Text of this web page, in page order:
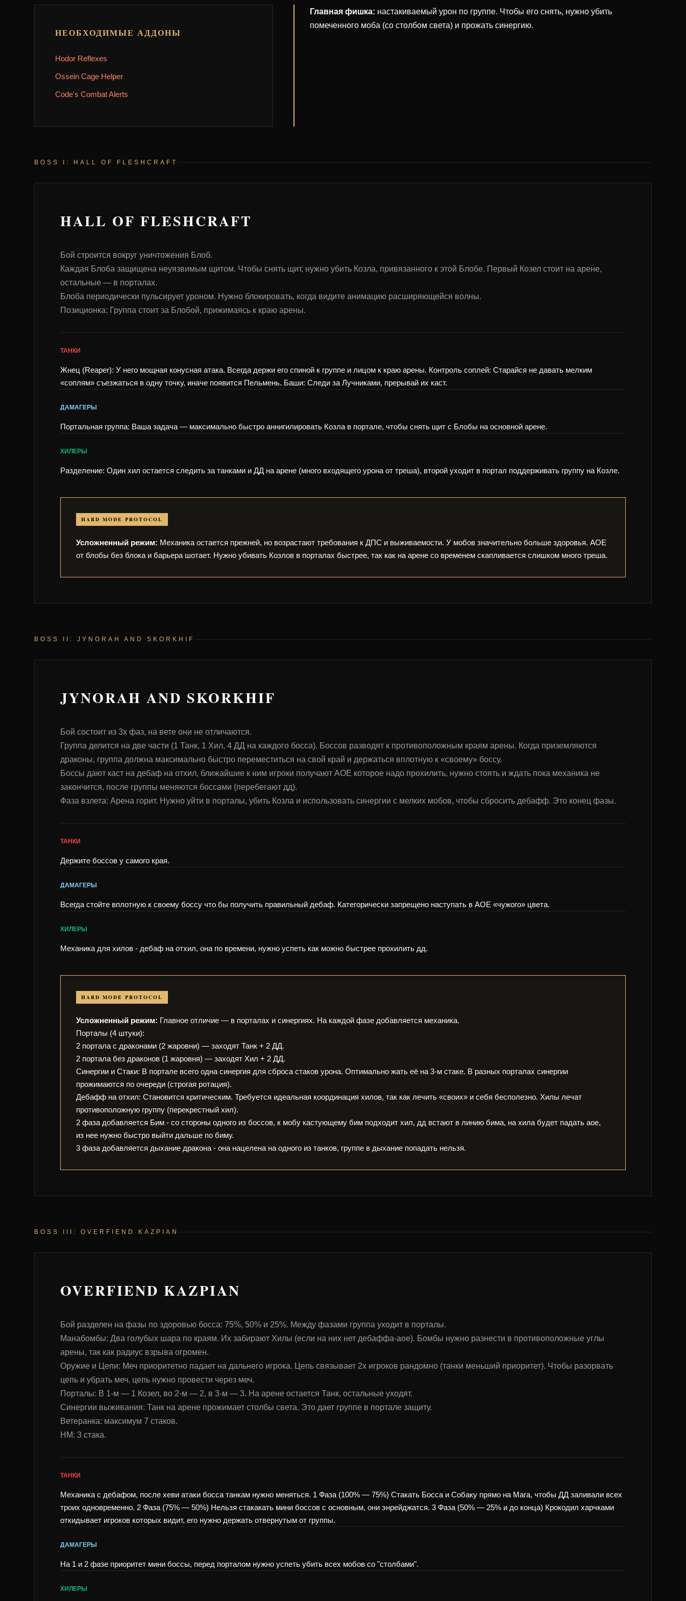
НЕОБХОДИМЫЕ АДДОНЫ
Hodor Reflexes
Ossein Cage Helper
Code's Combat Alerts
Главная фишка: настакиваемый урон по группе. Чтобы его снять, нужно убить
помеченного моба (со столбом света) и прожать синергию.
BOSS I: HALL OF FLESHCRAFT
HALL OF FLESHCRAFT
Бой строится вокруг уничтожения Блоб.
Каждая Блоба защищена неуязвимым щитом. Чтобы снять щит, нужно убить Козла, привязанного к этой Блобе. Первый Козел стоит на арене,
остальные — в порталах.
Блоба периодически пульсирует уроном. Нужно блокировать, когда видите анимацию расширяющейся волны.
Позиционка: Группа стоит за Блобой, прижимаясь к краю арены.
ТАНКИ
Жнец (Reaper): У него мощная конусная атака. Всегда держи его спиной к группе и лицом к краю арены. Контроль соплей: Старайся не давать мелким
«соплям» съезжаться в одну точку, иначе появится Пельмень. Баши: Следи за Лучниками, прерывай их каст.
ДАМАГЕРЫ
Портальная группа: Ваша задача — максимально быстро аннигилировать Козла в портале, чтобы снять щит с Блобы на основной арене.
ХИЛЕРЫ
Разделение: Один хил остается следить за танками и ДД на арене (много входящего урона от треша), второй уходит в портал поддерживать группу на Козле.
HARD MODE PROTOCOL
Усложненный режим: Механика остается прежней, но возрастают требования к ДПС и выживаемости. У мобов значительно больше здоровья. АОЕ
от блобы без блока и барьера шотает. Нужно убивать Козлов в порталах быстрее, так как на арене со временем скапливается слишком много треша.
BOSS II: JYNORAH AND SKORKHIF
JYNORAH AND SKORKHIF
Бой состоит из 3х фаз, на вете они не отличаются.
Группа делится на две части (1 Танк, 1 Хил, 4 ДД на каждого босса). Боссов разводят к противоположным краям арены. Когда приземляются
драконы, группа должна максимально быстро переместиться на свой край и держаться вплотную к «своему» боссу.
Боссы дают каст на дебаф на отхил, ближайшие к ним игроки получают AOE которое надо прохилить, нужно стоять и ждать пока механика не
закончится, после группы меняются боссами (перебегают дд).
Фаза взлета: Арена горит. Нужно уйти в порталы, убить Козла и использовать синергии с мелких мобов, чтобы сбросить дебафф. Это конец фазы.
ТАНКИ
Держите боссов у самого края.
ДАМАГЕРЫ
Всегда стойте вплотную к своему боссу что бы получить правильный дебаф. Категорически запрещено наступать в АОЕ «чужого» цвета.
ХИЛЕРЫ
Механика для хилов - дебаф на отхил, она по времени, нужно успеть как можно быстрее прохилить дд.
HARD MODE PROTOCOL
Усложненный режим: Главное отличие — в порталах и синергиях. На каждой фазе добавляется механика.
Порталы (4 штуки):
2 портала с драконами (2 жаровни) — заходят Танк + 2 ДД.
2 портала без драконов (1 жаровня) — заходят Хил + 2 ДД.
Синергии и Стаки: В портале всего одна синергия для сброса стаков урона. Оптимально жать её на 3-м стаке. В разных порталах синергии
прожимаются по очереди (строгая ротация).
Дебафф на отхил: Становится критическим. Требуется идеальная координация хилов, так как лечить «своих» и себя бесполезно. Хилы лечат
противоположную группу (перекрестный хил).
2 фаза добавляется Бим - со стороны одного из боссов, к мобу кастующему бим подходит хил, дд встают в линию бима, на хила будет падать аое,
из нее нужно быстро выйти дальше по биму.
3 фаза добавляется дыхание дракона - она нацелена на одного из танков, группе в дыхание попадать нельзя.
BOSS III: OVERFIEND KAZPIAN
OVERFIEND KAZPIAN
Бой разделен на фазы по здоровью босса: 75%, 50% и 25%. Между фазами группа уходит в порталы.
Манабомбы: Два голубых шара по краям. Их забирают Хилы (если на них нет дебаффа-аое). Бомбы нужно разнести в противоположные углы
арены, так как радиус взрыва огромен.
Оружие и Цепи: Меч приоритетно падает на дальнего игрока. Цепь связывает 2х игроков рандомно (танки меньший приоритет). Чтобы разорвать
цепь и убрать меч, цепь нужно провести через меч.
Порталы: В 1-м — 1 Козел, во 2-м — 2, в 3-м — 3. На арене остается Танк, остальные уходят.
Синергии выживания: Танк на арене прожимает столбы света. Это дает группе в портале защиту.
Ветеранка: максимум 7 стаков.
HM: 3 стака.
ТАНКИ
Механика с дебафом, после хеви атаки босса танкам нужно меняться. 1 Фаза (100% — 75%) Стакать Босса и Собаку прямо на Мага, чтобы ДД заливали всех
троих одновременно. 2 Фаза (75% — 50%) Нельзя стакакать мини боссов с основным, они энрейджатся. 3 Фаза (50% — 25% и до конца) Крокодил харчками
откидывает игроков которых видит, его нужно держать отвернутым от группы.
ДАМАГЕРЫ
На 1 и 2 фазе приоритет мини боссы, перед порталом нужно успеть убить всех мобов со "столбами".
ХИЛЕРЫ